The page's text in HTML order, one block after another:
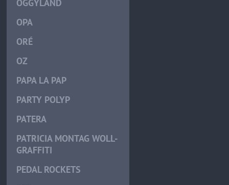
OGGYLÄND
OPA
ORÉ
OZ
PAPA LA PAP
PARTY POLYP
PATERA
PATRICIA MONTAG WOLL-
GRAFFITI
PEDAL ROCKETS